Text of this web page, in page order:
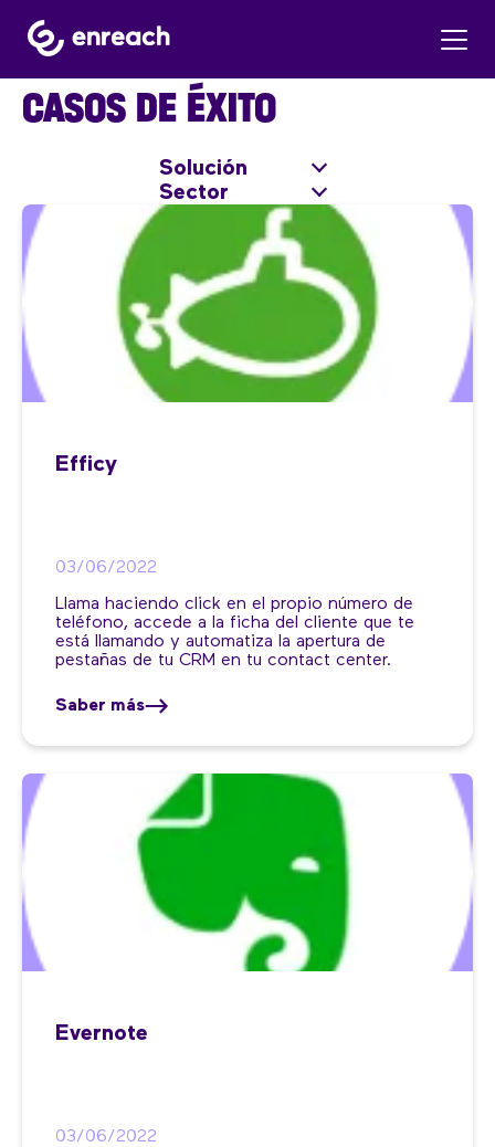
CASOS DE ÉXITO
Solución
Sector
Efficy
03/06/2022
Llama haciendo click en el propio número de
teléfono, accede a la ficha del cliente que te
está llamando y automatiza la apertura de
pestañas de tu CRM en tu contact center.
Saber más
Evernote
03/06/2022